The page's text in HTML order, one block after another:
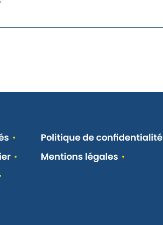
Lyon a été mis à jour.
dans la nature ou sur les
sauvages sont collectés chaque
de près de 8,6 millions
Politique de confidentialité
Mentions légales